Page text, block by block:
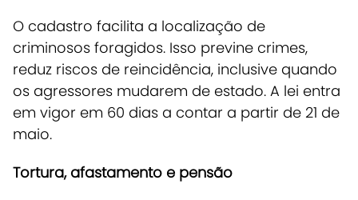
O cadastro facilita a localização de
criminosos foragidos. Isso previne crimes,
reduz riscos de reincidência, inclusive quando
os agressores mudarem de estado. A lei entra
em vigor em 60 dias a contar a partir de 21 de
maio.
Tortura, afastamento e pensão